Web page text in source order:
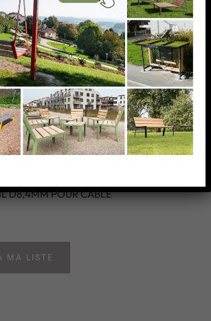
A OEIL D8,4MM
D8,4MM POUR CÂBLE
MA LISTE